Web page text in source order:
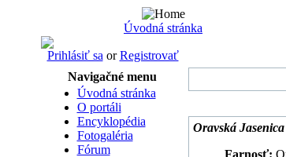
Úvodná stránka
Prihlásiť sa orRegistrovať
Navigačné menu
Úvodná stránka
O portáli
Encyklopédia
Fotogaléria
Fórum
Oravská
Farnosť: